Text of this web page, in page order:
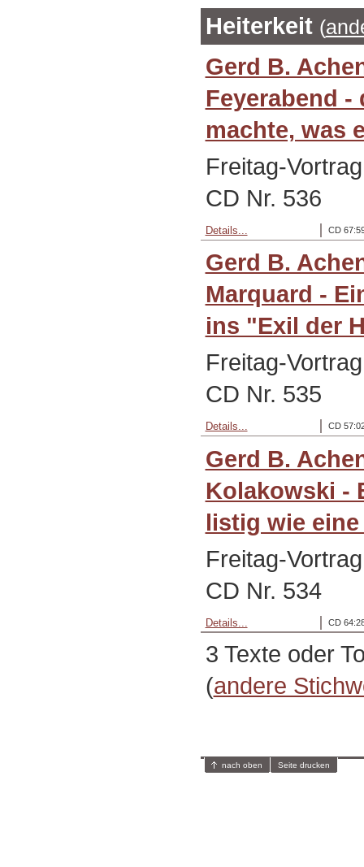
Heiterkeit (
Gerd B.
Feyerabend
machte, was
Freitag-
CD Nr. 536
CD
Details...
Gerd B.
Marquard -
ins "Exil der
Freitag-
CD Nr. 535
CD
Details...
Gerd B.
Kolakowski -
listig wie
Freitag-
CD Nr. 534
CD
Details...
3 Texte oder
(andere
nach oben Seite drucken